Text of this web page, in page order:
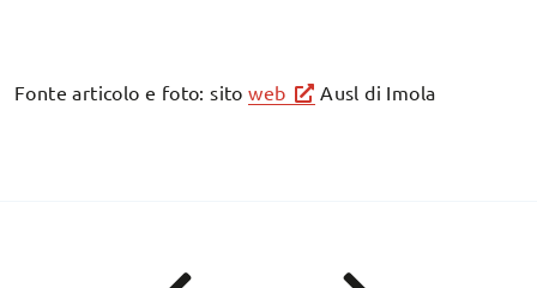
Fonte articolo e foto: sitoweb Ausl di Imola